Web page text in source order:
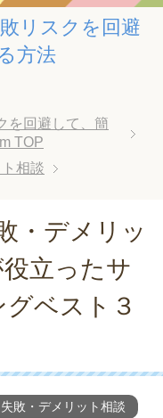
リスクを回避
方法
を回避して、簡
TOP
相談
・デメリッ
立ったサ
ベスト３
敗・デメリット相談